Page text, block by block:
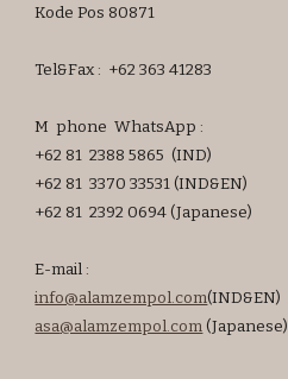
Kode Pos 80871
Tel&Fax : +62 363 41283
M phone WhatsApp :
+62 81 2388 5865 (IND)
+62 81 3370 33531 (IND&EN)
+62 81 2392 0694 (Japanese)
E-mail :
info@alamzempol.com(IND&EN)
asa@alamzempol.com (Japanese)